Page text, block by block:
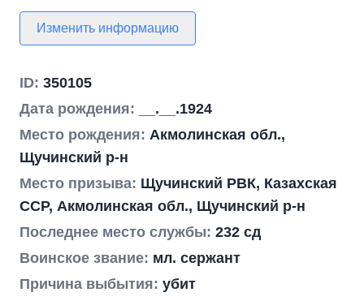
Изменить информацию
ID: 350105
Дата рождения:
__.__.1924
Место рождения: Акмолинская обл.,
Щучинский р-н
Место призыва: Щучинский РВК, Казахская
ССР, Акмолинская обл., Щучинский р-н
Последнее место службы: 232 сд
Воинское звание: мл. сержант
Причина выбытия: убит